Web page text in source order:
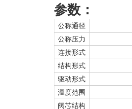
参数：
公称通径
公称压力
连接形式
结构形式
驱动形式
温度范围
阀芯结构